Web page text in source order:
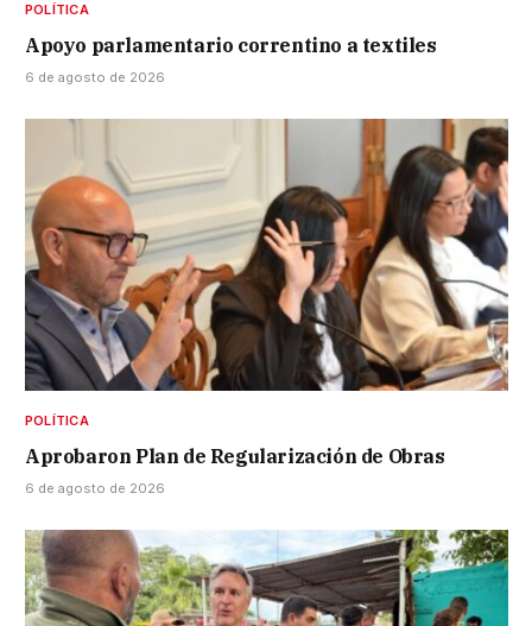
POLÍTICA
Apoyo parlamentario correntino a textiles
6 de agosto de 2026
POLÍTICA
Aprobaron Plan de Regularización de Obras
6 de agosto de 2026